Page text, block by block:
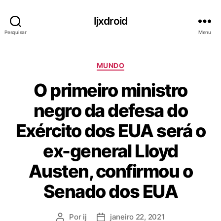
Pesquisar
Ijxdroid
Menu
C
t
e
g
o
r
i
a
MUNDO
O primeiro ministro
negro da defesa do
Exército dos EUA será o
ex-general Lloyd
Austen, confirmou o
Senado dos EUA
A Por ij
D janeiro 22, 2021